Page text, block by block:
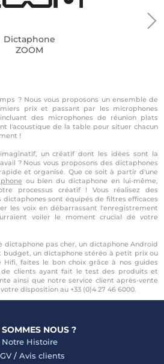
Dictaphone
ZOOM
? Nous vous proposons un ensemble de
prix et passant par les microphones
des microphones de réunion plats
l'acoustique de la table pour situer chacun
!
un créatif dont les idées sont la
? Nous vous proposons des dictaphones
et organisé. Que ce soit à partir d'une
ou bien du dictaphone en lui-même,
processus créatif ! Vous réalisez des
dictaphones sont équipés de filtres efficaces
les voix en débarrassant l'enregistrement
voiler le moment crucial de votre
dictaphone pas cher, un dictaphone Android
un dictaphone stéréo à petit prix ou
Hifi, faites le bon choix grâce à nos guides
de clients ayant fait le test des produits et
ainsi que notre service client après-vente
disposition au +33 (0)4 27 46 6000.
NOUS ?
Notre Histoire
/ Avis clients